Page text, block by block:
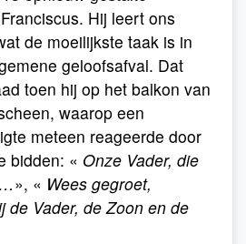
Hij leert ons
de moeilijkste taak is in
geloofsafval. Dat
toen hij op het balkon van
waarop een
meteen reageerde door
bidden: « Onze Vader, die
», « Wees gegroet,
de Vader, de Zoon en de